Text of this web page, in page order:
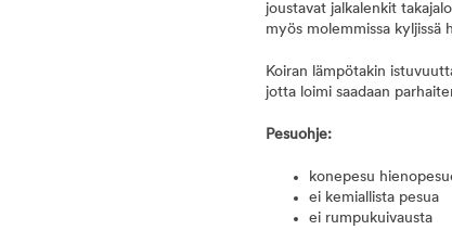
joustavat jalkalenkit
myös molemmissa kyljissä
Koiran lämpötakin
jotta loimi saadaan
Pesuohje:
konepesu
ei kemiallista pesua
ei rumpukuivausta